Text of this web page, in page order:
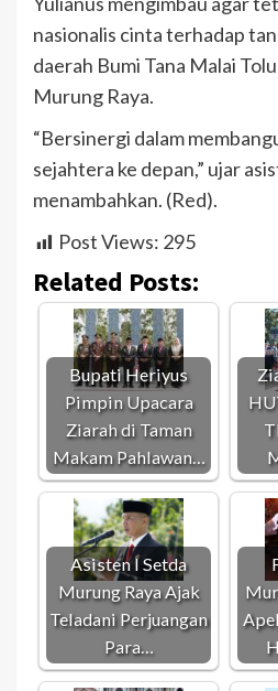
nasionalis cinta terhadap
daerah Bumi Tana Malai
Murung Raya.
“Bersinergi dalam
sejahtera ke depan,” ujar
menambahkan. (Red).
Post Views: 295
Related Posts:
Bupati Heriyus
Pimpin Upacara
Ziarah di Taman
Makam Pahlawan…
Asisten I Setda
Murung Raya Ajak
Teladani Perjuangan
Para…